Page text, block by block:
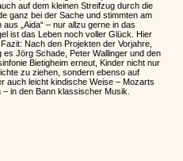
auf dem kleinen Streifzug durch die
ganz bei der Sache und stimmten am
„Aida“ – nur allzu gerne in das
ist das Leben noch voller Glück. Hier
Nach den Projekten der Vorjahre,
es Jörg Schade, Peter Wallinger und den
Bietigheim erneut, Kinder nicht nur
zu ziehen, sondern ebenso auf
auch leicht kindische Weise – Mozarts
– in den Bann klassischer Musik.